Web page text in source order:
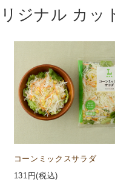
ジナル カ
コーンミックスサラダ
131 円(税込)